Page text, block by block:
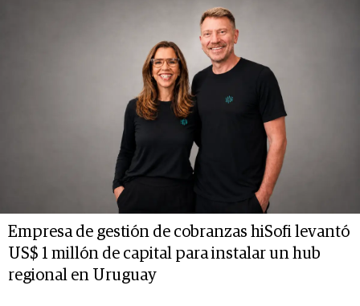
Empresa de gestión de cobranzas hiSofi levantó
US$ 1 millón de capital para instalar un hub
regional en Uruguay